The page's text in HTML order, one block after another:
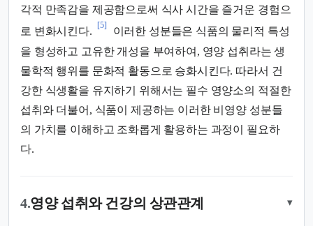
각적 만족감을 제공함으로써 식사 시간을 즐거운 경험으
로 변화시킨다.
[5]
이러한 성분들은 식품의 물리적 특성
을 형성하고 고유한 개성을 부여하여, 영양 섭취라는 생
물학적 행위를 문화적 활동으로 승화시킨다. 따라서 건
강한 식생활을 유지하기 위해서는 필수 영양소의 적절한
섭취와 더불어, 식품이 제공하는 이러한 비영양 성분들
의 가치를 이해하고 조화롭게 활용하는 과정이 필요하
다.
4.영양 섭취와 건강의 상관관계 ▾